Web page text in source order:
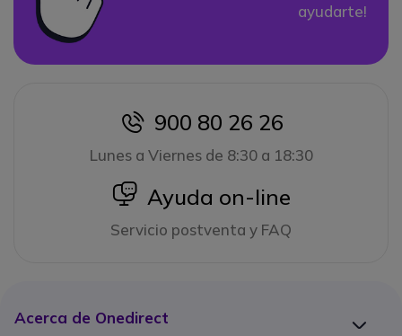
ayudarte!
icon
900 80 26 26
Lunes a Viernes de 8:30 a 18:30
icon
Ayuda on-line
Servicio postventa y FAQ
Acerca de Onedirect